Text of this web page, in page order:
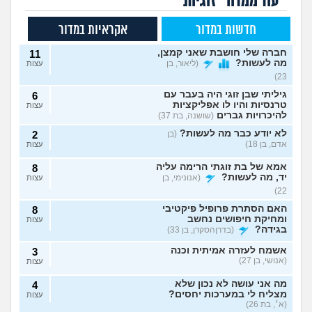
חדשות במדור אקראיות במדור
חברה שלי חושבת שאני קמצן,
מה לעשות?
(ליאור, בן
23)
11
עצות
גיליתי שבן זוגי היה בעבר עם
טרנסיות והיו לו אפליקציות
להיכרויות גברים (שושנה, בת 37)
6
עצות
לא יודע כבר מה לעשות? (בן
אדם, בן 18)
2
עצות
אמא של בת זוגתי הרימה עליה
יד, מה לעשות?
(אנונימי, בן
22)
8
עצות
האם הסתרת פרופיל פיקטיבי
ומחיקת חיפושים נחשב
בגידה?
(בדרןהסקרן, בן 33)
8
עצות
אשמח לעזרה אמיתית וכנה
(אנושי, בן 27)
3
עצות
מה אני עושה לא נכון שלא
מצליח לי במערכות יחסים?
(א׳, בת 26)
4
עצות